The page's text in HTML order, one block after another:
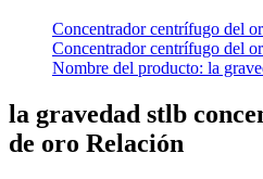
Concentrador centrífugo del
Concentrador centrífugo del
Nombre del producto: la
la gravedad stlb
de oro Relación